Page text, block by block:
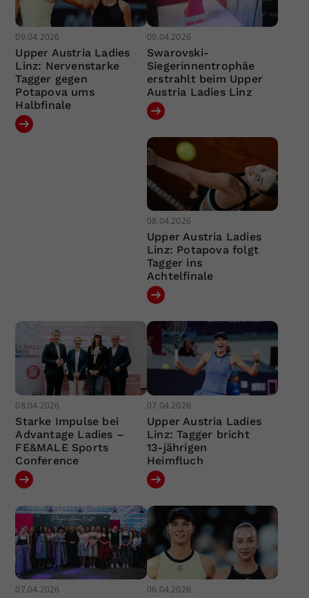
09.04.2026
Upper Austria Ladies
Linz: Nervenstarke
Tagger gegen
Potapova ums
Halbfinale
09.04.2026
Swarovski-
Siegerinnentrophäe
erstrahlt beim Upper
Austria Ladies Linz
08.04.2026
Upper Austria Ladies
Linz: Potapova folgt
Tagger ins
Achtelfinale
08.04.2026
Starke Impulse bei
Advantage Ladies –
FE&MALE Sports
Conference
07.04.2026
Upper Austria Ladies
Linz: Tagger bricht
13-jährigen
Heimfluch
07.04.2026 06.04.2026